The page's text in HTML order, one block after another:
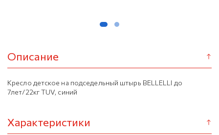
Описание
Кресло детское на подседельный штырь BELLELLI до
7лет/22кг TUV, синий
Характеристики